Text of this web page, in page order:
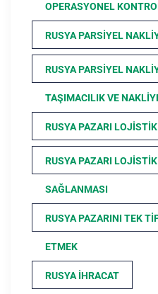
OPERASYONEL
RUSYA PARSIYEL
RUSYA PARSIYEL
TAŞIMACILIK VE
RUSYA PAZARI
RUSYA PAZARI
SAĞLANMASI
RUSYA PAZARINI TEK
ETMEK
RUSYA İHRACAT